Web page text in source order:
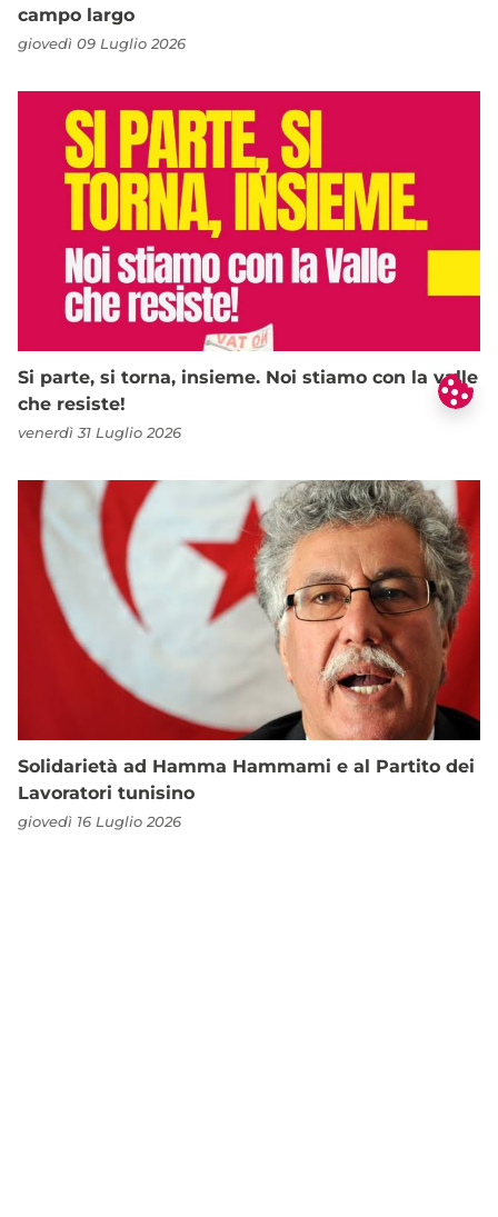
campo largo
giovedì 09 Luglio 2026
Si parte, si torna, insieme. Noi stiamo con la valle
che resiste!
venerdì 31 Luglio 2026
Solidarietà ad Hamma Hammami e al Partito dei
Lavoratori tunisino
giovedì 16 Luglio 2026